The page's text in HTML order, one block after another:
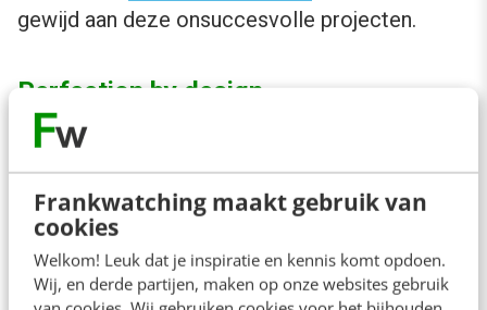
Frankwatching maakt gebruik van
cookies
Welkom! Leuk dat je inspiratie en kennis komt opdoen.
Wij, en derde partijen, maken op onze websites gebruik
gewijd aan deze onsuccesvolle projecten.
Perfection by design
Responsive webdesign
enkele jaren veel aandacht krijgt. Hierin worden
op een website bepaalde breekpunten
gedefinieerd – waarmee een ‘optimale’ versie
voor alle devices kan worden bereikt. Een